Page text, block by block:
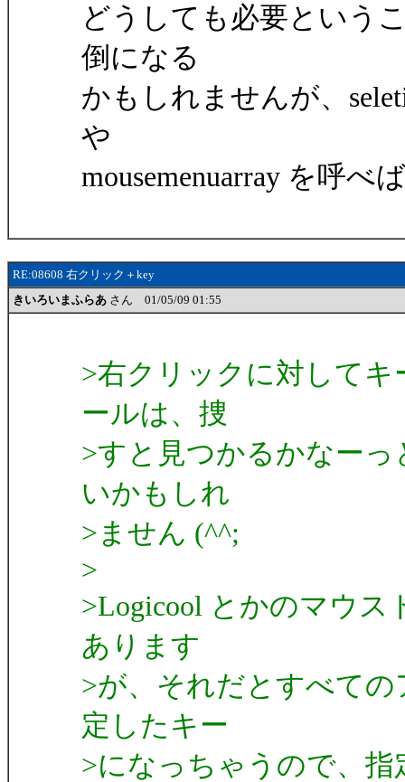
どうしても必要という
倒になる
かもしれませんが、
や
mousemenuarray を呼
RE:08608 右クリック＋key
きいろいまふらあ さん 01/05/09 01:55
>右クリックに対して
ールは、捜
>すと見つかるかなー
いかもしれ
>ません (^^;
>
>Logicool とかのマウ
あります
>が、それだとすべて
定したキー
>になっちゃうので、